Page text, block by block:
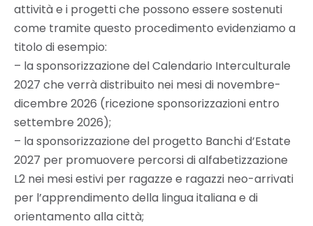
attività e i progetti che possono essere sostenuti
come tramite questo procedimento evidenziamo a
titolo di esempio:
– la sponsorizzazione del Calendario Interculturale
2027 che verrà distribuito nei mesi di novembre-
dicembre 2026 (ricezione sponsorizzazioni entro
settembre 2026);
– la sponsorizzazione del progetto Banchi d’Estate
2027 per promuovere percorsi di alfabetizzazione
L2 nei mesi estivi per ragazze e ragazzi neo-arrivati
per l’apprendimento della lingua italiana e di
orientamento alla città;